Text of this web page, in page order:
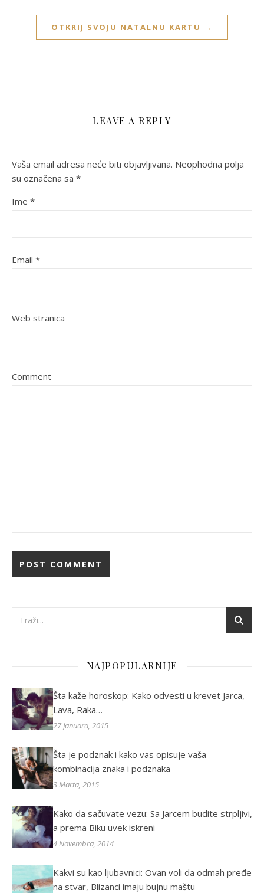
OTKRIJ SVOJU NATALNU KARTU →
LEAVE A REPLY
Vaša email adresa neće biti objavljivana. Neophodna polja
su označena sa *
Ime *
Email *
Web stranica
Comment
NAJPOPULARNIJE
Šta kaže horoskop: Kako odvesti u krevet Jarca,
Lava, Raka…
27 Januara, 2015
Šta je podznak i kako vas opisuje vaša
kombinacija znaka i podznaka
3 Marta, 2015
Kako da sačuvate vezu: Sa Jarcem budite strpljivi,
a prema Biku uvek iskreni
4 Novembra, 2014
Kakvi su kao ljubavnici: Ovan voli da odmah pređe
na stvar, Blizanci imaju bujnu maštu